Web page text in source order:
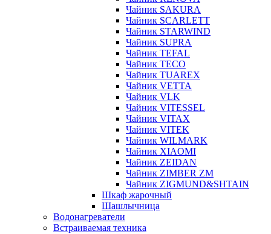
Чайник SAKURA
Чайник SCARLETT
Чайник STARWIND
Чайник SUPRA
Чайник TEFAL
Чайник TECO
Чайник TUAREX
Чайник VETTA
Чайник VLK
Чайник VITESSEL
Чайник VITAX
Чайник VITEK
Чайник WILMARK
Чайник XIAOMI
Чайник ZEIDAN
Чайник ZIMBER ZM
Чайник ZIGMUND&SHTAIN
Шкаф жарочный
Шашлычница
Водонагреватели
Встраиваемая техника